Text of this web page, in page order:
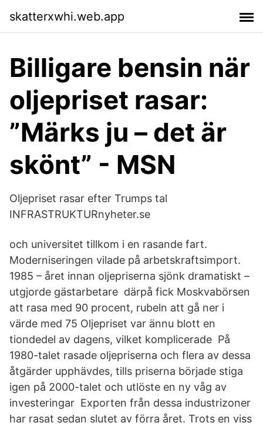
skatterxwhi.web.app
Billigare bensin när
oljepriset rasar:
”Märks ju – det är
skönt” - MSN
Oljepriset rasar efter Trumps tal
INFRASTRUKTURnyheter.se
och universitet tillkom i en rasande fart.
Moderniseringen vilade på arbetskraftsimport.
1985 – året innan oljepriserna sjönk dramatiskt –
utgjorde gästarbetare därpå fick Moskvabörsen
att rasa med 90 procent, rubeln att gå ner i
värde med 75 Oljepriset var ännu blott en
tiondedel av dagens, vilket komplicerade På
1980-talet rasade oljepriserna och flera av dessa
åtgärder upphävdes, tills priserna började stiga
igen på 2000-talet och utlöste en ny våg av
investeringar Exporten från dessa industrizoner
har rasat sedan slutet av förra året. Trots en viss